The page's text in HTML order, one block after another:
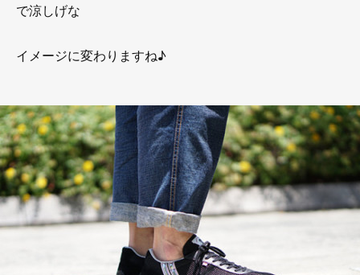
で涼しげな
イメージに変わりますね♪